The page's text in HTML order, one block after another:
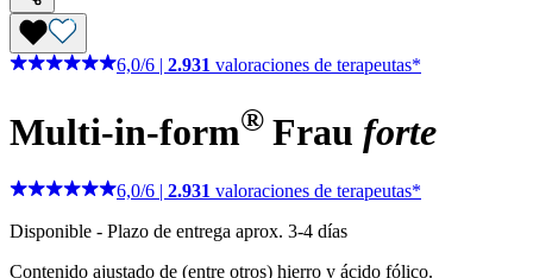
6,0/6 2.931 valoraciones de terapeutas*
Multi-in-form® Frau forte
6,0/6 | 2.931 valoraciones de terapeutas*
Disponible - Plazo de entrega aprox. 3-4 días
Contenido ajustado de (entre otros) hierro y ácido fólico.